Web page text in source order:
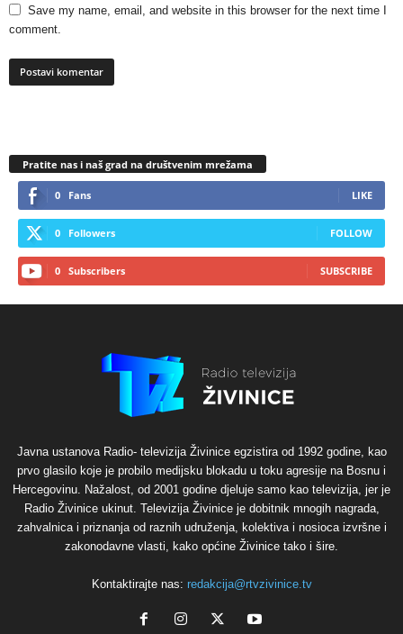
Save my name, email, and website in this browser for the next time I
comment.
Pratite nas i naš grad na društvenim mrežama
0 Fans LIKE
0 Followers FOLLOW
0 Subscribers SUBSCRIBE
Javna ustanova Radio- televizija Živinice egzistira od 1992 godine, kao
prvo glasilo koje je probilo medijsku blokadu u toku agresije na Bosnu i
Hercegovinu. Nažalost, od 2001 godine djeluje samo kao televizija, jer je
Radio Živinice ukinut. Televizija Živinice je dobitnik mnogih nagrada,
zahvalnica i priznanja od raznih udruženja, kolektiva i nosioca izvršne i
zakonodavne vlasti, kako općine Živinice tako i šire.
Kontaktirajte nas: redakcija@rtvzivinice.tv